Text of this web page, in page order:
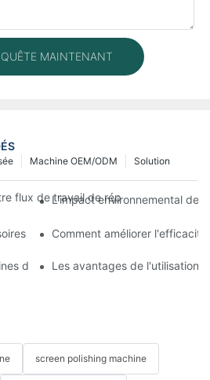
MAINTENANT
Solution
Machine OEM/ODM
flux de travail de réparation mobile
L'impact environnemental
pour votre machine de réparation
Comment améliorer
de réparation de téléphones pour
Les avantages de l'utilisation
screen polishing machine